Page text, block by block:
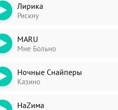
Лирика
Рискну
MARU
Мне Больно
Ночные Снайперы
Казино
НаZима